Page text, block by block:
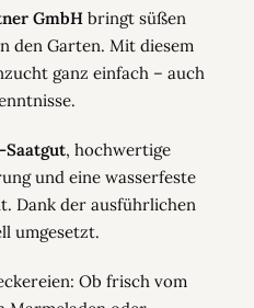
GmbHbringt süßen
den Garten. Mit diesem
ganz einfach – auch
, hochwertige
und eine wasserfeste
Dank der ausführlichen
umgesetzt.
Ob frisch vom